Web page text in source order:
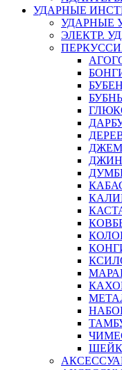
УДАРНЫЕ
УДАРНЫЕ
ЭЛЕКТР.